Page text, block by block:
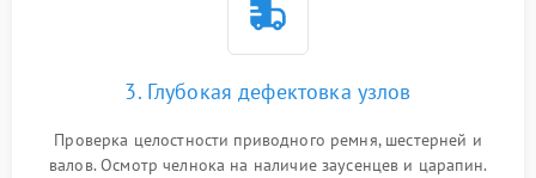
3. Глубокая дефектовка узлов
Проверка целостности приводного ремня, шестерней и
валов. Осмотр челнока на наличие заусенцев и царапин.